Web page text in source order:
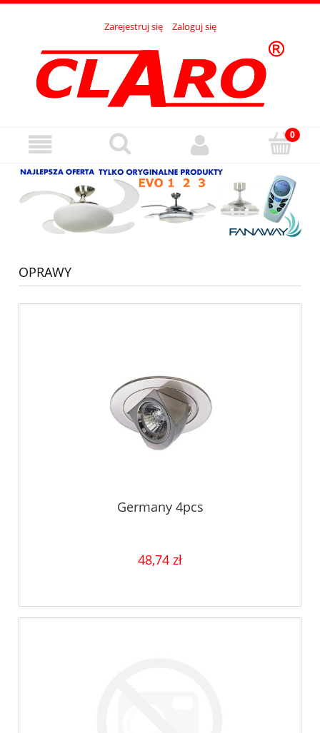
Zarejestruj się Zaloguj się
OPRAWY
Germany 4pcs
48,74 zł